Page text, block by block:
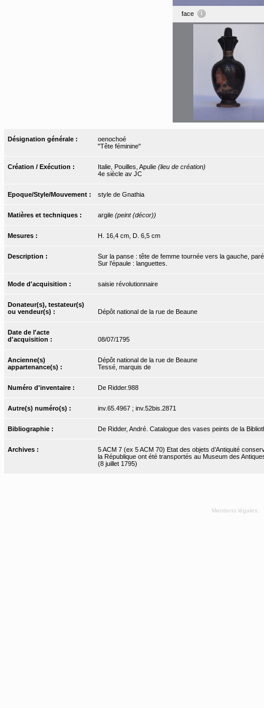
face
Désignation générale :
oenochoé
"Tête féminine"
Création / Exécution : Italie, Pouilles, Apulie (lieu de création)
4e siècle av JC
Epoque/Style/Mouvement : style de Gnathia
Matières et techniques : argile (peint (décor))
Mesures : H. 16,4 cm, D. 6,5 cm
Description :
Sur la panse : tête de femme tournée vers la gauche,
Sur l’épaule : languettes.
Mode d'acquisition : saisie révolutionnaire
Donateur(s), testateur(s)
ou vendeur(s) :
Dépôt national de la rue de Beaune
Date de l'acte
d'acquisition :
08/07/1795
Ancienne(s)
appartenance(s) :
Dépôt national de la rue de Beaune
Tessé, marquis de
Numéro d'inventaire : De Ridder.988
Autre(s) numéro(s) : inv.65.4967 ; inv.52bis.2871
Bibliographie : De Ridder, André. Catalogue des vases peints de la
Archives :
5 ACM 7 (ex 5 ACM 70) Etat des objets d’Antiquité
la République ont été transportés au Museum des
(8 juillet 1795)
Mentions légales